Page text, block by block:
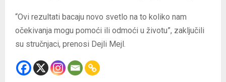
“Ovi rezultati bacaju novo svetlo na to koliko nam
očekivanja mogu pomoći ili odmoći u životu”, zaključili
su stručnjaci, prenosi Dejli Mejl.